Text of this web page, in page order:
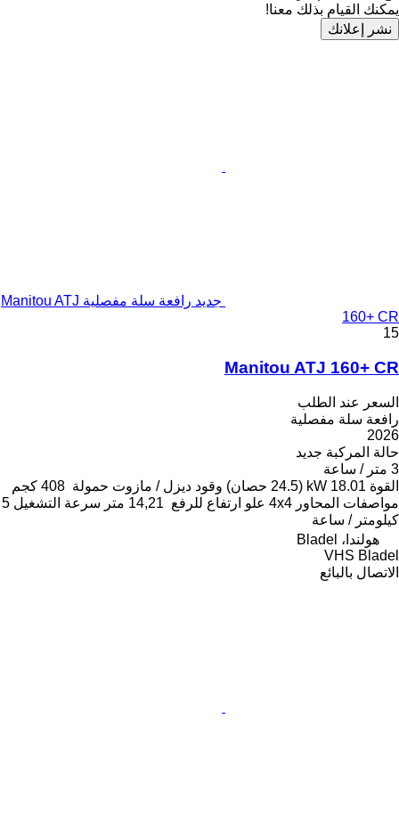
يمكنك القيام بذلك معنا!
نشر إعلانك
جديد رافعة سلة مفصلية Manitou ATJ
160+ CR
15
Manitou ATJ 160+ CR
السعر عند الطلب
رافعة سلة مفصلية
2026
حالة المركبة جديد
3 متر / ساعة
القوة 18.01 kW (24.5 حصان) وقود ديزل / مازوت حمولة 408 كجم
مواصفات المحاور 4x4 علو ارتفاع للرفع 14,21 متر سرعة التشغيل 5
كيلومتر / ساعة
هولندا، Bladel
VHS Bladel
الاتصال بالبائع